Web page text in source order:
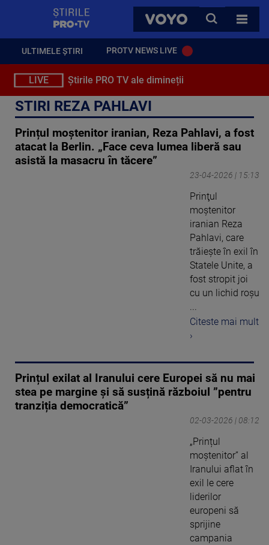
VOYO
CAUTA
TOATE
ULTIMELE ȘTIRI PROTV NEWS LIVE
LIVE Știrile PRO TV ale dimineții
STIRI REZA PAHLAVI
Prințul moștenitor iranian, Reza Pahlavi, a fost
atacat la Berlin. „Face ceva lumea liberă sau
asistă la masacru în tăcere”
23-04-2026 | 15:13
Prinţul
moştenitor
iranian Reza
Pahlavi, care
trăieşte în exil în
Statele Unite, a
fost stropit joi
cu un lichid roşu
...
Citeste mai mult
›
Prințul exilat al Iranului cere Europei să nu mai
stea pe margine și să susțină războiul ”pentru
tranziția democratică”
02-03-2026 | 08:12
„Prințul
moștenitor” al
Iranului aflat în
exil le cere
liderilor
europeni să
sprijine
campania